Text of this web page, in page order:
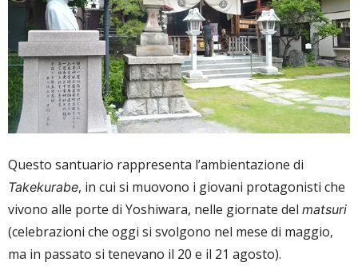
Questo santuario rappresenta l’ambientazione di
Takekurabe, in cui si muovono i giovani protagonisti che
vivono alle porte di Yoshiwara, nelle giornate del matsuri
(celebrazioni che oggi si svolgono nel mese di maggio,
ma in passato si tenevano il 20 e il 21 agosto).